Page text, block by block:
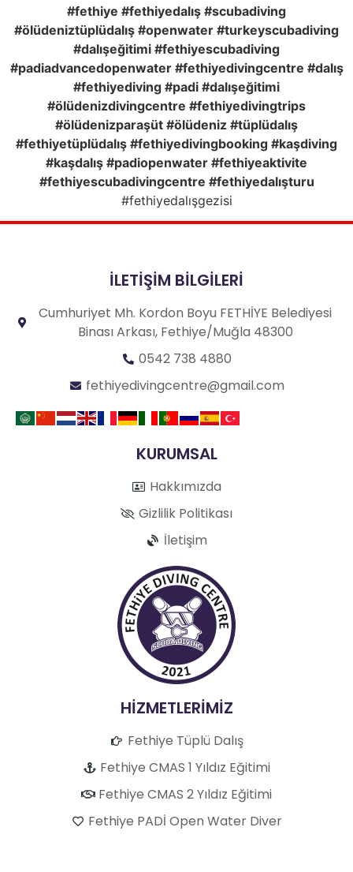
#fethiye #fethiyedalış #scubadiving
#ölüdeniztüplüdalış #openwater #turkeyscubadiving
#dalışeğitimi #fethiyescubadiving
#padiadvancedopenwater #fethiyedivingcentre #dalış
#fethiyediving #padi #dalışeğitimi
#ölüdenizdivingcentre #fethiyedivingtrips
#ölüdenizparaşüt #ölüdeniz #tüplüdalış
#fethiyetüplüdalış #fethiyedivingbooking #kaşdiving
#kaşdalış #padiopenwater #fethiyeaktivite
#fethiyescubadivingcentre #fethiyedalışturu
#fethiyedalışgezisi
İLETİŞİM BİLGİLERİ
Cumhuriyet Mh. Kordon Boyu FETHİYE Belediyesi
Binası Arkası, Fethiye/Muğla 48300
0542 738 4880
fethiyedivingcentre@gmail.com
KURUMSAL
Hakkımızda
Gizlilik Politikası
İletişim
HİZMETLERİMİZ
Fethiye Tüplü Dalış
Fethiye CMAS 1 Yıldız Eğitimi
Fethiye CMAS 2 Yıldız Eğitimi
Fethiye PADİ Open Water Diver